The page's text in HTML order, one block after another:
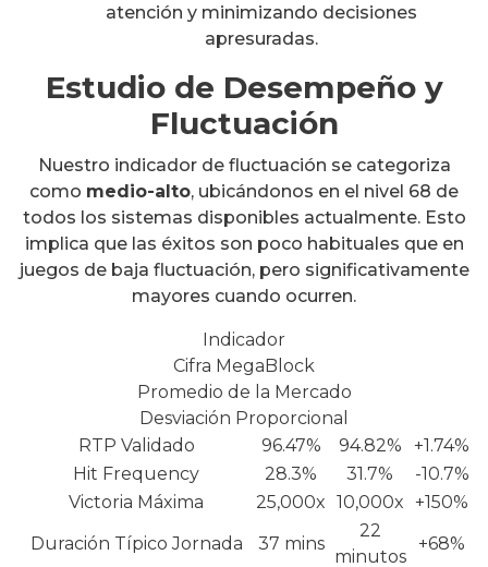
atención y minimizando decisiones
apresuradas.
Estudio de Desempeño y
Fluctuación
Nuestro indicador de fluctuación se categoriza
como medio-alto, ubicándonos en el nivel 68 de
todos los sistemas disponibles actualmente. Esto
implica que las éxitos son poco habituales que en
juegos de baja fluctuación, pero significativamente
mayores cuando ocurren.
Indicador
Cifra MegaBlock
Promedio de la Mercado
Desviación Proporcional
RTP Validado
96.47% 94.82%
+1.74%
Hit Frequency
28.3% 31.7%
-10.7%
Victoria Máxima
25,000x 10,000x +150%
Duración Típico Jornada
37 mins
22
minutos
+68%